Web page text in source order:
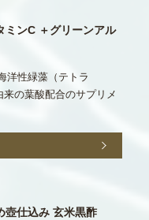
ミンC ＋グリーンアル
洋性緑藻（テトラ
来の葉酸配合のサプリメ
壺仕込み 玄米黒酢